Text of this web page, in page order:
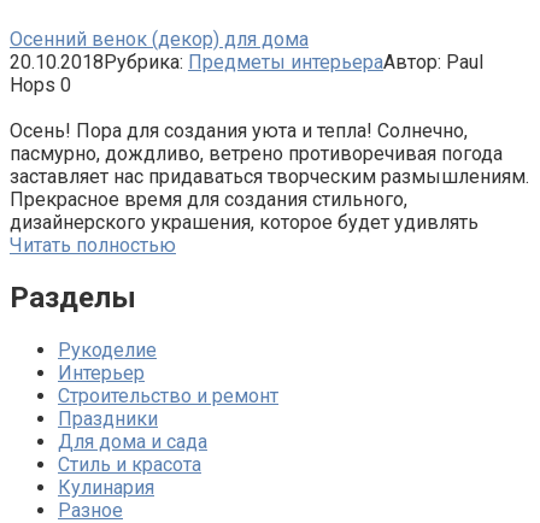
Осенний венок (декор) для дома
20.10.2018Рубрика: Предметы интерьераАвтор: Paul
Hops 0
Осень! Пора для создания уюта и тепла! Солнечно,
пасмурно, дождливо, ветрено противоречивая погода
заставляет нас придаваться творческим размышлениям.
Прекрасное время для создания стильного,
дизайнерского украшения, которое будет удивлять
Читать полностью
Разделы
Рукоделие
Интерьер
Строительство и ремонт
Праздники
Для дома и сада
Стиль и красота
Кулинария
Разное